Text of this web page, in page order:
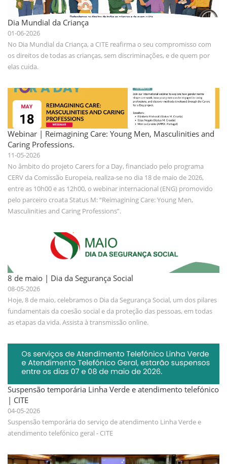
Dia Mundial da Criança
01-06-2026
No Dia Mundial da Criança, a CITE reafirma o seu compromisso com
os direitos de todas as crianças, sem discriminações, e de quem por
elas cuida.
Webinar | Reimagining Care: Young Men, Masculinities and
Caring Professions.
11-05-2026
No âmbito do projeto Carers for a Day, financiado pelo programa
CERV da Comissão Europeia, realiza-se no dia 18 de maio de 2026,
entre as 10h00 e as 12h00, o webinar internacional (ENG) promovido
pelo parceiro croata Status M: “Reimagining Care: Young Men,
Masculinities and Caring Professions”.
8 de maio | Dia da Segurança Social
08-05-2026
Hoje, 8 de maio, celebramos o Dia da Segurança Social, um dos pilares
fundamentais da coesão social e da proteção das pessoas, em todas
as etapas da vida. Assista à transmissão online.
Suspensão temporária Linha Verde e atendimento telefónico
| CITE
04-05-2026
Suspensão temporária do serviço de atendimento Linha Verde e
atendimento telefónico geral - CITE